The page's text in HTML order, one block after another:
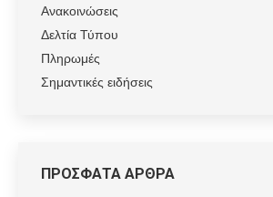
Ανακοινώσεις
Δελτία Τύπου
Πληρωμές
Σημαντικές ειδήσεις
ΠΡΟΣΦΑΤΑ ΑΡΘΡΑ